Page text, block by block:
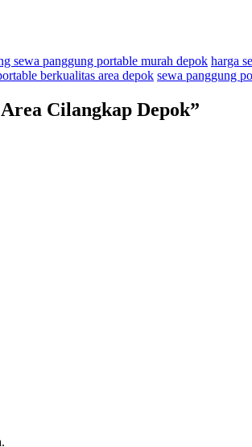
sewa panggung portable murah depok harga
berkualitas area depok sewa panggung
Cilangkap Depok”